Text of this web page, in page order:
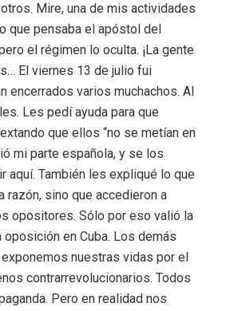
Mire, una de mis actividades
que pensaba el apóstol del
el régimen lo oculta. ¡La gente
El viernes 13 de julio fui
encerrados varios muchachos. Al
Les pedí ayuda para que
que ellos “no se metían en
mi parte española, y se los
aquí. También les expliqué lo que
razón, sino que accedieron a
opositores. Sólo por eso valió la
en Cuba. Los demás
nuestras vidas por el
contrarrevolucionarios. Todos
Pero en realidad nos